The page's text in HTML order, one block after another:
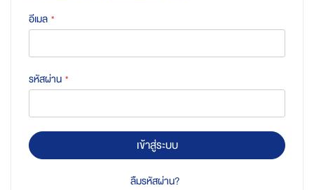
อีเมล
รหัสผ่าน
เข้าสู่ระบบ
ลืมรหัสผ่าน?